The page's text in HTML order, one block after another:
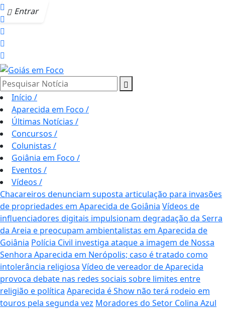
Entrar
Pesquisar Notícia
Início /
Aparecida em Foco /
Últimas Notícias /
Concursos /
Colunistas /
Goiânia em Foco /
Eventos /
Vídeos /
Chacareiros denunciam suposta articulação para invasões
de propriedades em Aparecida de Goiânia Vídeos de
influenciadores digitais impulsionam degradação da Serra
da Areia e preocupam ambientalistas em Aparecida de
Goiânia Polícia Civil investiga ataque a imagem de Nossa
Senhora Aparecida em Nerópolis; caso é tratado como
intolerância religiosa Vídeo de vereador de Aparecida
provoca debate nas redes sociais sobre limites entre
religião e política Aparecida é Show não terá rodeio em
touros pela segunda vez Moradores do Setor Colina Azul